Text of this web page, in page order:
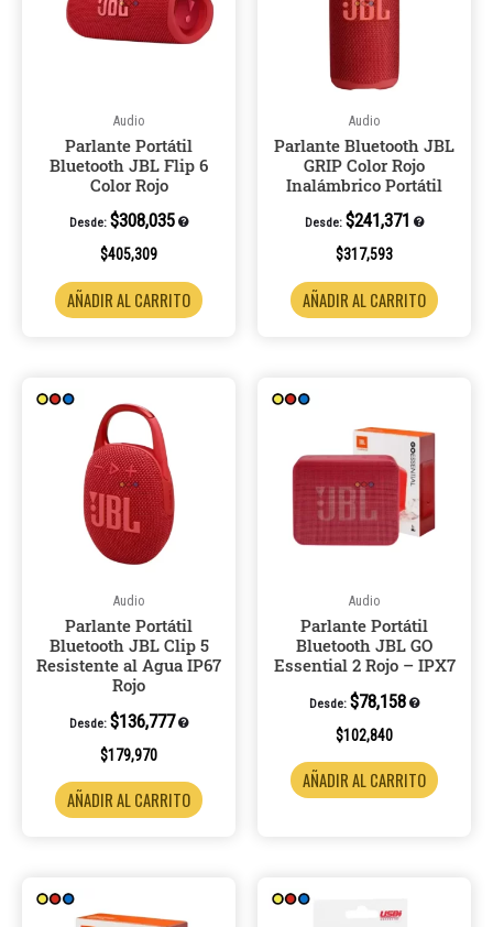
Audio
Parlante Portátil
Bluetooth JBL Flip 6
Color Rojo
Desde: $308,035
$405,309
AÑADIR AL CARRITO
Audio
Parlante Bluetooth JBL
GRIP Color Rojo
Inalámbrico Portátil
Desde: $241,371
$317,593
AÑADIR AL CARRITO
Audio
Parlante Portátil
Bluetooth JBL Clip 5
Resistente al Agua IP67
Rojo
Desde: $136,777
$179,970
AÑADIR AL CARRITO
Audio
Parlante Portátil
Bluetooth JBL GO
Essential 2 Rojo – IPX7
Desde: $78,158
$102,840
AÑADIR AL CARRITO